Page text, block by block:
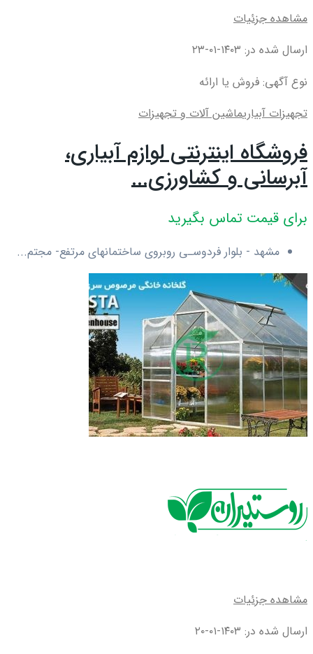
مشاهده جزئیات
ارسال شده در: ۱۴۰۳-۰۱-۲۳
نوع آگهی: فروش یا ارائه
تجهیزات آبیاریماشین آلات و تجهیزات
فروشگاه اینترنتی لوازم آبیاری،
آبرسانی و کشاورزی...
برای قیمت تماس بگیرید
مشهد - بلوار فردوسـی روبروی ساختمانهای مرتفع- مجتم...
مشاهده جزئیات
ارسال شده در: ۱۴۰۳-۰۱-۲۰